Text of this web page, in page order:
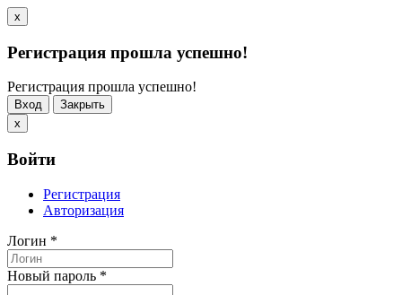
x
Регистрация прошла успешно!
Регистрация прошла успешно!
Вход
Закрыть
x
Войти
Регистрация
Авторизация
Логин *
Новый пароль *